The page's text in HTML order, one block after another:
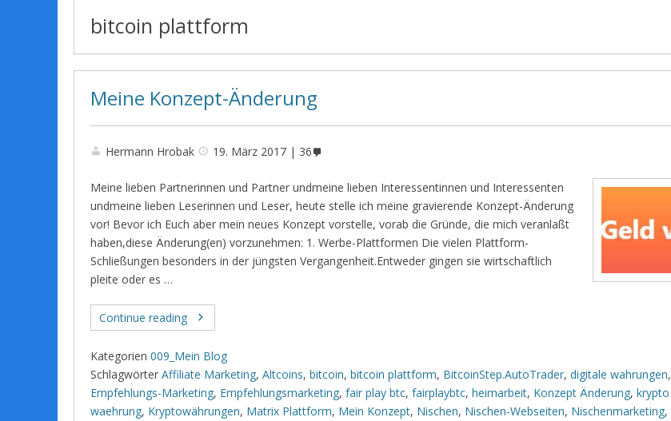
bitcoin plattform
Meine Konzept-Änderung
Hermann Hrobak 19. März 2017 36
Meine lieben Partnerinnen und Partner undmeine lieben Interessentinnen und Interessenten
undmeine lieben Leserinnen und Leser, heute stelle ich meine gravierende Konzept-Änderung
vor! Bevor ich Euch aber mein neues Konzept vorstelle, vorab die Gründe, die mich veranlaßt
haben,diese Änderung(en) vorzunehmen: 1. Werbe-Plattformen Die vielen Plattform-
Schließungen besonders in der jüngsten Vergangenheit.Entweder gingen sie wirtschaftlich
pleite oder es …
Continue reading
Kategorien 009_Mein Blog
Schlagwörter Affiliate Marketing, Altcoins, bitcoin, bitcoin plattform, BitcoinStep.AutoTrader, digitale wahrungen,
Empfehlungs-Marketing, Empfehlungsmarketing, fair play btc, fairplaybtc, heimarbeit, Konzept Änderung, krypto
waehrung, Kryptowährungen, Matrix Plattform, Mein Konzept, Nischen, Nischen-Webseiten, Nischenmarketing,